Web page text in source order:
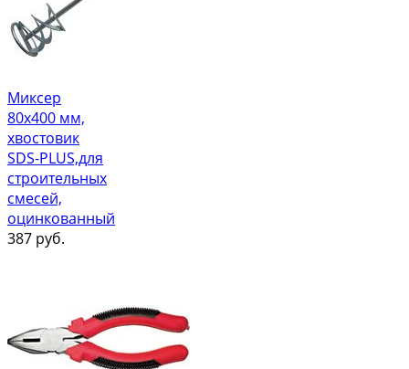
Миксер
80х400 мм,
хвостовик
SDS-PLUS,для
строительных
смесей,
оцинкованный
387 руб.